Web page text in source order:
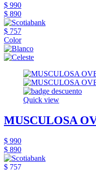
$ 990
$ 890
$ 757
Color
Quick view
MUSCULOSA
$ 990
$ 890
$ 757